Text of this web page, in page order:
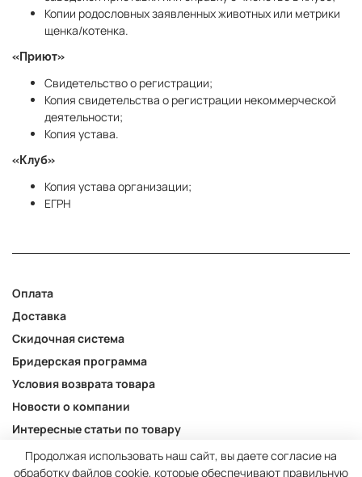
Копии родословных заявленных животных или метрики
щенка/котенка.
«Приют»
Свидетельство о регистрации;
Копия свидетельства о регистрации некоммерческой
деятельности;
Копия устава.
«Клуб»
Копия устава организации;
ЕГРН
Оплата
Доставка
Скидочная система
Бридерская программа
Условия возврата товара
Новости о компании
Интересные статьи по товару
Акции и новости
Продолжая использовать наш сайт, вы даете согласие на
обработку файлов cookie, которые обеспечивают правильную